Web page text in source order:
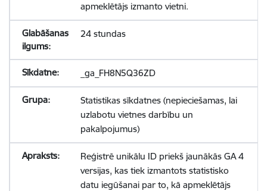
apmeklētājs izmanto vietni.
24 stundas
_ga_FH8N5Q36ZD
Statistikas sīkdatnes (nepieciešamas, lai
uzlabotu vietnes darbību un
pakalpojumus)
Reģistrē unikālu ID priekš jaunākās GA 4
versijas, kas tiek izmantots statistisko
datu iegūšanai par to, kā apmeklētājs